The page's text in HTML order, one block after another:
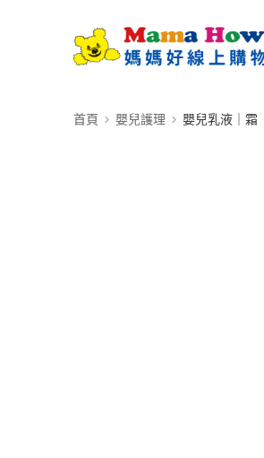
首頁 嬰兒護理 嬰兒乳液｜霜